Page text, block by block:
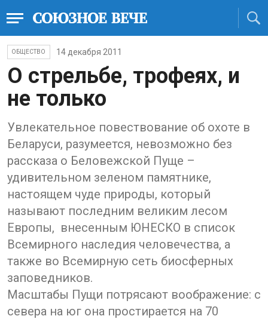
ОБЩЕСТВО 14 декабря 2011
О стрельбе, трофеях, и
не только
Увлекательное повествование об охоте в
Беларуси, разумеется, невозможно без
рассказа о Беловежской Пуще –
удивительном зеленом памятнике,
настоящем чуде природы, который
называют последним великим лесом
Европы, внесенным ЮНЕСКО в список
Всемирного наследия человечества, а
также во Всемирную сеть биосферных
заповедников.
Масштабы Пущи потрясают воображение: с
севера на юг она простирается на 70